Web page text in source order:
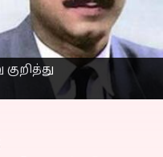
2025 08:11 pm